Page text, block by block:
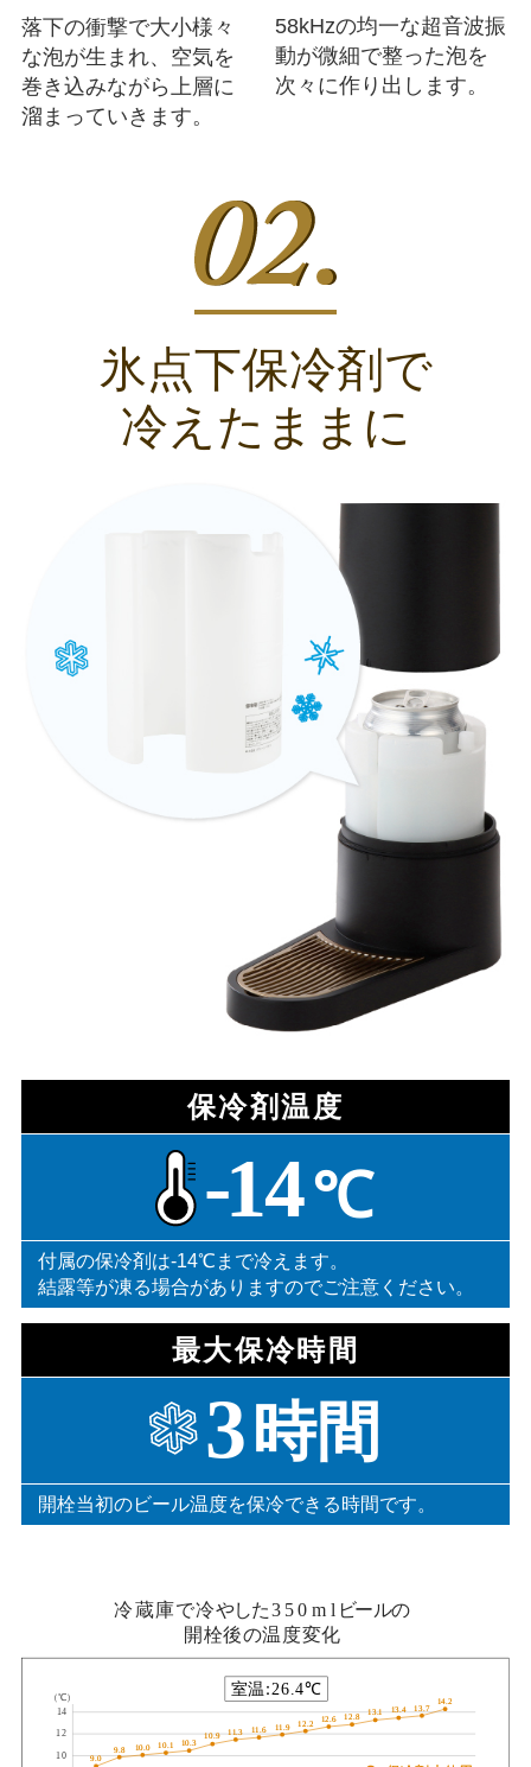
落下の衝撃で大小様々
な泡が生まれ、空気を
巻き込みながら上層に
溜まっていきます。
58kHzの均一な超音波振
動が微細で整った泡を
次々に作り出します。
氷点下保冷剤で
冷えたままに
保冷剤温度
付属の保冷剤は-14℃まで冷えます。
結露等が凍る場合がありますのでご注意ください。
最大保冷時間
開栓当初のビール温度を保冷できる時間です。